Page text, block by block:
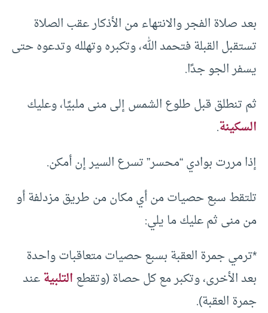
بعد صلاة الفجر والانتهاء من الأذكار عقب الصلاة
تستقبل القبلة فتحمد الله، وتكبره وتهلله وتدعوه حتى
يسفر الجو جدًا.
ثم تنطلق قبل طلوع الشمس إلى منى ملبيًا، وعليك
السكينة.
إذا مررت بوادي “محسر” تسرع السير إن أمكن.
تلتقط سبع حصيات من أي مكان من طريق مزدلفة أو
من منى ثم عليك ما يلي:
*ترمي جمرة العقبة بسبع حصيات متعاقبات واحدة
بعد الأخرى، وتكبر مع كل حصاة (وتقطعالتلبيةعند
جمرة العقبة).